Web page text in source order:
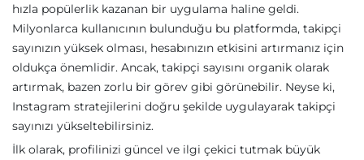
hızla popülerlik kazanan bir uygulama haline geldi.
Milyonlarca kullanıcının bulunduğu bu platformda, takipçi
sayınızın yüksek olması, hesabınızın etkisini artırmanız için
oldukça önemlidir. Ancak, takipçi sayısını organik olarak
artırmak, bazen zorlu bir görev gibi görünebilir. Neyse ki,
Instagram stratejilerini doğru şekilde uygulayarak takipçi
sayınızı yükseltebilirsiniz.
İlk olarak, profilinizi güncel ve ilgi çekici tutmak büyük